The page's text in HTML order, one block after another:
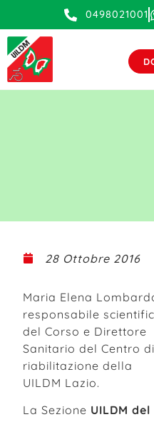
0498021001
28 Ottobre 2016
Maria Elena
responsabile
del Corso e Direttore
Sanitario del Centro di
riabilitazione della
UILDM Lazio.
La Sezione UILDM del